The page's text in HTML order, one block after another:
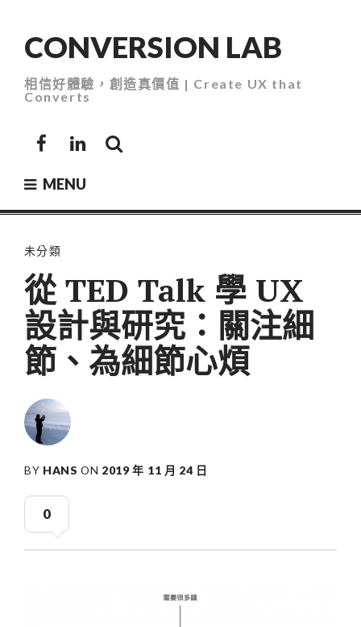
contentCONVERSION LAB
相信好體驗，創造真價值 | Create UX that
Converts
FacebookLinkedIn
MENU
未分類
從 TED Talk 學 UX
設計與研究：關注細
節、為細節心煩
BY HANS ON 2019 年 11 月 24 日
0